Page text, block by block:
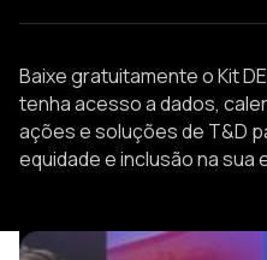
de
Baixe gratuitamente o Kit
tenha acesso a dados,
ações e soluções de T&D
equidade e inclusão na sua